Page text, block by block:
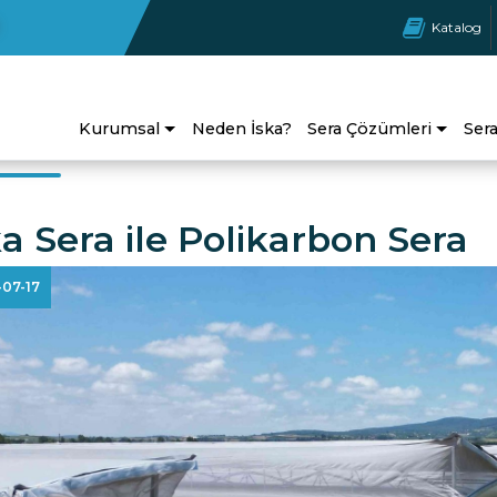
Kurumsal Neden İska? Sera Çözümleri
Katalog
Sera ile Polikarbon Sera
17